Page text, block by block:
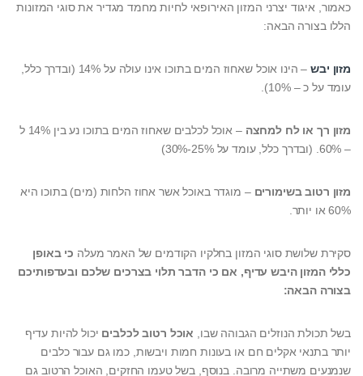
כאמור, איגוד יצרני המזון האירופאי לחיות מחמד מגדיר את סוגי המזונות
הללו בצורה הבאה:
מזון יבש
– הינו אוכל שאחוז המים בתוכו אינו עולה על 14% (ובדרך כלל,
עומד על כ – 10%).
מזון רך או לח למחצה
– אוכל לכלבים שאחוז המים בתוכו נע בין 14% ל
– 60%. (ובדרך כלל, עומד על 25%-30%)
מזון רטוב בשימורים– מוגדר באוכל אשר אחוז הלחות (מים) בתוכו היא
60% או יותר.
סקירת שלושת סוגי המזון בחלקיו הקודמים של האמר מעלה כי באופן
כללי המזון היבש עדיף, אם כי הדבר תלוי בצרכים שלכם ובעדפותיכם
בצורה הבאה:
בשל תכולת הנוזלים הגבוהה שבו, אוכל רטוב לכלבים יכול להיות עדיף
יותר בתנאי אקלים חם או בעונות חמות ויבשות, כמו גם עבור כלבים
שנמנעים משתייה מרובה. בנוסף, בשל טעמו החזקים, האוכל הרטוב גם